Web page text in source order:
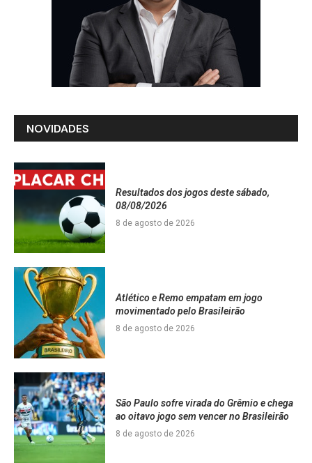
NOVIDADES
Resultados dos jogos deste sábado,
08/08/2026
8 de agosto de 2026
Atlético e Remo empatam em jogo
movimentado pelo Brasileirão
8 de agosto de 2026
São Paulo sofre virada do Grêmio e chega
ao oitavo jogo sem vencer no Brasileirão
8 de agosto de 2026